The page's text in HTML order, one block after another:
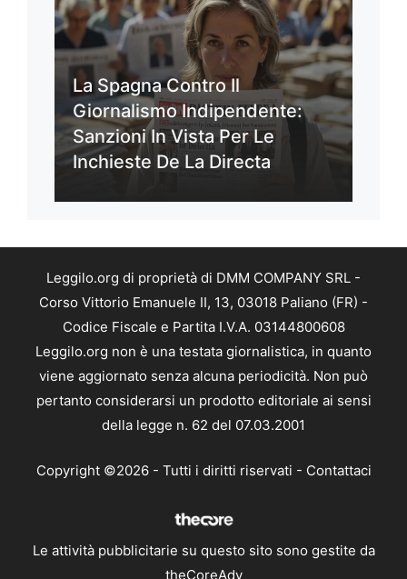
La Spagna Contro Il
Giornalismo Indipendente:
Sanzioni In Vista Per Le
Inchieste De La Directa
Leggilo.org di proprietà di DMM COMPANY SRL -
Corso Vittorio Emanuele II, 13, 03018 Paliano (FR) -
Codice Fiscale e Partita I.V.A. 03144800608
Leggilo.org non è una testata giornalistica, in quanto
viene aggiornato senza alcuna periodicità. Non può
pertanto considerarsi un prodotto editoriale ai sensi
della legge n. 62 del 07.03.2001
Copyright ©2026 - Tutti i diritti riservati - Contattaci
Le attività pubblicitarie su questo sito sono gestite da
theCoreAdv